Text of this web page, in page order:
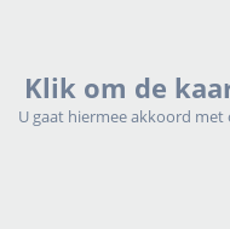
Klik om de
U gaat hiermee akkoord met